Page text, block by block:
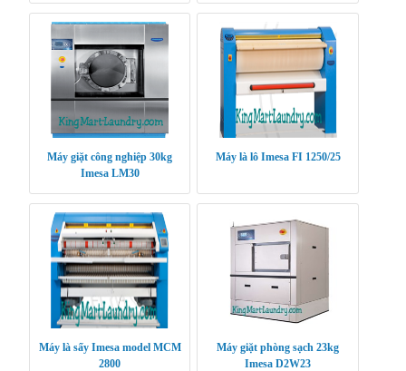
Máy giặt công nghiệp 30kg
Imesa LM30
Máy là lô Imesa FI 1250/25
Máy là sấy Imesa model MCM
2800
Máy giặt phòng sạch 23kg
Imesa D2W23